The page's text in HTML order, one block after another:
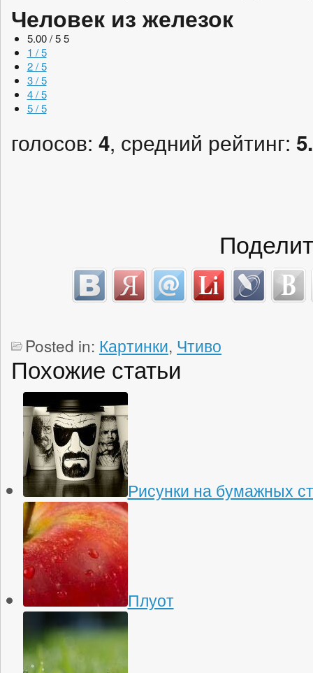
Человек из железок
5.00 / 5 5
1 / 5
2 / 5
3 / 5
4 / 5
5 / 5
голосов: 4, средний рейтинг:
Posted in: Картинки, Чтиво
Похожие статьи
Рисунки на бумажных
Плуот